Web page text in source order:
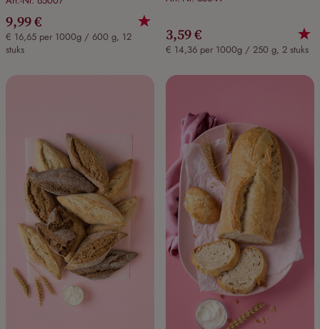
9,99 €
€ 16,65 per 1000g / 600 g, 12
stuks
3,59 €
€ 14,36 per 1000g / 250 g, 2 stuks